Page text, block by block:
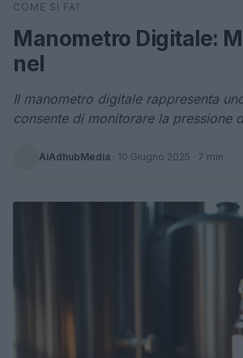
Cerca
COME SI FA?
Manometro Digitale:
nel
Il manometro digitale rappresenta
consente di monitorare la pressione
AiAdhubMedia · 10 Giugno 2025 · 7 min